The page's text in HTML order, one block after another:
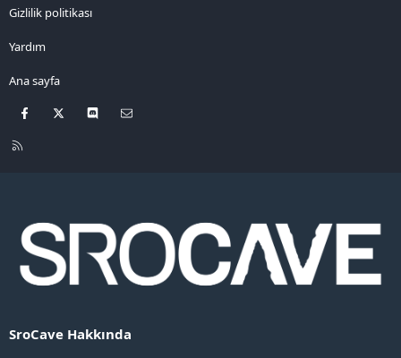
Gizlilik politikası
Yardım
Ana sayfa
Facebook Discord
R
SroCave Hakkında